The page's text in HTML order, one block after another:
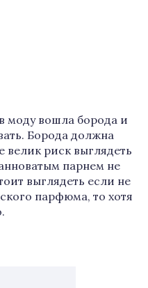
моду вошла борода и
Борода должна
велик риск выглядеть
парнем не
выглядеть если не
парфюма, то хотя